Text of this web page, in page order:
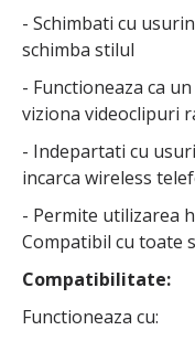
- Schimbati cu
schimba stilul
- Functioneaza ca
viziona videoclipuri
- Indepartati cu
incarca wireless
- Permite utilizarea
Compatibil cu toate
Compatibilitate:
Functioneaza cu: